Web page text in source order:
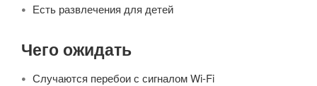
Есть развлечения для детей
Чего ожидать
Случаются перебои с сигналом Wi-Fi